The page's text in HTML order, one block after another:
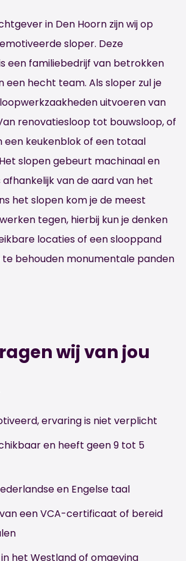
in Den Hoorn zijn wij op
sloper. Deze
een familiebedrijf van betrokken
een hecht team. Als sloper zul je
uitvoeren van
renovatiesloop tot bouwsloop, of
een keukenblok of een totaal
slopen gebeurt machinaal en
van de aard van het
het slopen kom je de meest
tegen, hierbij kun je denken
locaties of een slooppand
behouden monumentale panden
wij van jou
ervaring is niet verplicht
en heeft geen 9 tot 5
en Engelse taal
een VCA-certificaat of bereid
het Westland of omgeving